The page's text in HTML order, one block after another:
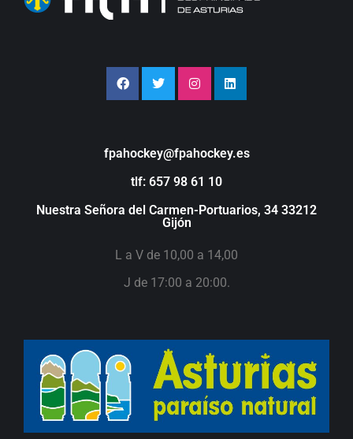
fpahockey@fpahockey.es
tlf: 657 98 61 10
Nuestra Señora del Carmen-Portuarios, 34 33212
Gijón
L a V de 10,00 a 14,00
J de 17:00 a 20:00.